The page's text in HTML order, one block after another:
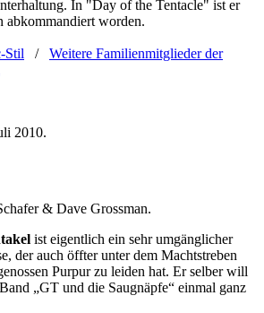
In "Day of the Tentacle" ist er
abkommandiert worden.
Stil / Weitere Familienmitglieder der
2010.
& Dave Grossman.
ist eigentlich ein sehr umgänglicher
der auch öffter unter dem Machtstreben
Purpur zu leiden hat. Er selber will
„GT und die Saugnäpfe“ einmal ganz